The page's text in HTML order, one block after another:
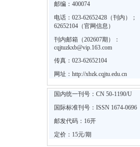
邮编：400074
电话：023-62652428（刊内）；
62652104（官网信息）
刊内邮箱（202607期）：
cqjtuzkxb@vip.163.com
传真：023-62652104
网址： http://xbzk.cqjtu.edu.cn
国内统一刊号：CN 50-1190/U
国际标准刊号：ISSN 1674-0696
邮发代码：16开
定价：15元/期